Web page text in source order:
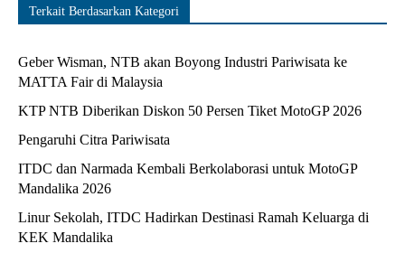
Terkait Berdasarkan Kategori
Geber Wisman, NTB akan Boyong Industri Pariwisata ke
MATTA Fair di Malaysia
KTP NTB Diberikan Diskon 50 Persen Tiket MotoGP 2026
Pengaruhi Citra Pariwisata
ITDC dan Narmada Kembali Berkolaborasi untuk MotoGP
Mandalika 2026
Linur Sekolah, ITDC Hadirkan Destinasi Ramah Keluarga di
KEK Mandalika